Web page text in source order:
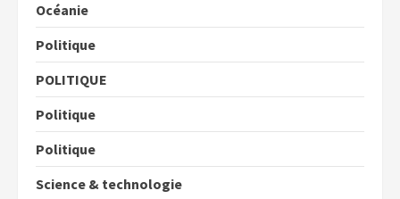
Océanie
Politique
POLITIQUE
Politique
Politique
Science & technologie